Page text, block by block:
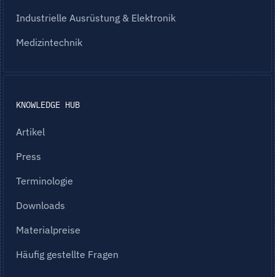
Industrielle Ausrüstung & Elektronik
Medizintechnik
KNOWLEDGE HUB
Artikel
Press
Terminologie
Downloads
Materialpreise
Häufig gestellte Fragen